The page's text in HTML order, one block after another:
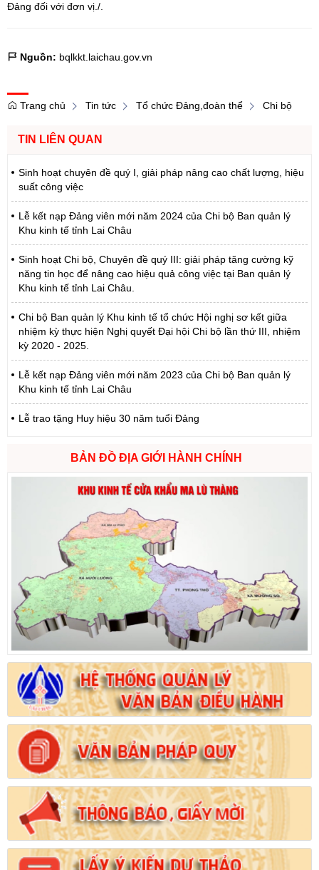
Đảng đối với đơn vị./.
Nguồn: bqlkkt.laichau.gov.vn
Trang chủ Tin tức Tổ chức Đảng,đoàn thể Chi bộ
TIN LIÊN QUAN
Sinh hoạt chuyên đề quý I, giải pháp nâng cao chất lượng, hiệu
suất công việc
Lễ kết nạp Đảng viên mới năm 2024 của Chi bộ Ban quản lý
Khu kinh tế tỉnh Lai Châu
Sinh hoạt Chi bộ, Chuyên đề quý III: giải pháp tăng cường kỹ
năng tin học để nâng cao hiệu quả công việc tại Ban quản lý
Khu kinh tế tỉnh Lai Châu.
Chi bộ Ban quản lý Khu kinh tế tổ chức Hội nghị sơ kết giữa
nhiệm kỳ thực hiện Nghị quyết Đại hội Chi bộ lần thứ III, nhiệm
kỳ 2020 - 2025.
Lễ kết nạp Đảng viên mới năm 2023 của Chi bộ Ban quản lý
Khu kinh tế tỉnh Lai Châu
Lễ trao tặng Huy hiệu 30 năm tuổi Đảng
BẢN ĐỒ ĐỊA GIỚI HÀNH CHÍNH